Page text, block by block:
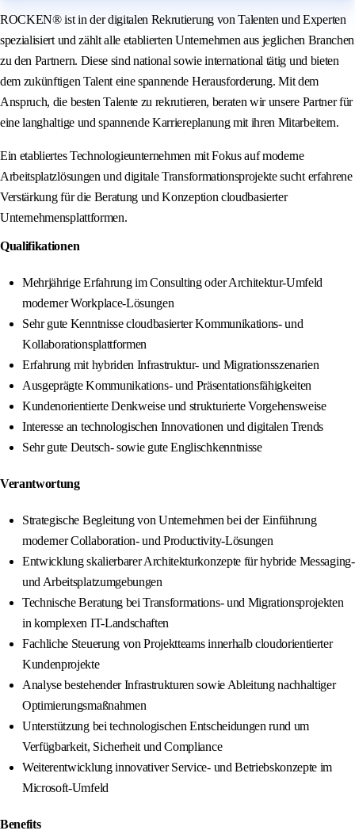
ROCKEN® ist in der digitalen Rekrutierung von Talenten und Experten
spezialisiert und zählt alle etablierten Unternehmen aus jeglichen Branchen
zu den Partnern. Diese sind national sowie international tätig und bieten
dem zukünftigen Talent eine spannende Herausforderung. Mit dem
Anspruch, die besten Talente zu rekrutieren, beraten wir unsere Partner für
eine langhaltige und spannende Karriereplanung mit ihren Mitarbeitern.
Ein etabliertes Technologieunternehmen mit Fokus auf moderne
Arbeitsplatzlösungen und digitale Transformationsprojekte sucht erfahrene
Verstärkung für die Beratung und Konzeption cloudbasierter
Unternehmensplattformen.
Qualifikationen
Mehrjährige Erfahrung im Consulting oder Architektur-Umfeld
moderner Workplace-Lösungen
Sehr gute Kenntnisse cloudbasierter Kommunikations- und
Kollaborationsplattformen
Erfahrung mit hybriden Infrastruktur- und Migrationsszenarien
Ausgeprägte Kommunikations- und Präsentationsfähigkeiten
Kundenorientierte Denkweise und strukturierte Vorgehensweise
Interesse an technologischen Innovationen und digitalen Trends
Sehr gute Deutsch- sowie gute Englischkenntnisse
Verantwortung
Strategische Begleitung von Unternehmen bei der Einführung
moderner Collaboration- und Productivity-Lösungen
Entwicklung skalierbarer Architekturkonzepte für hybride Messaging-
und Arbeitsplatzumgebungen
Technische Beratung bei Transformations- und Migrationsprojekten
in komplexen IT-Landschaften
Fachliche Steuerung von Projektteams innerhalb cloudorientierter
Kundenprojekte
Analyse bestehender Infrastrukturen sowie Ableitung nachhaltiger
Optimierungsmaßnahmen
Unterstützung bei technologischen Entscheidungen rund um
Verfügbarkeit, Sicherheit und Compliance
Weiterentwicklung innovativer Service- und Betriebskonzepte im
Microsoft-Umfeld
Benefits